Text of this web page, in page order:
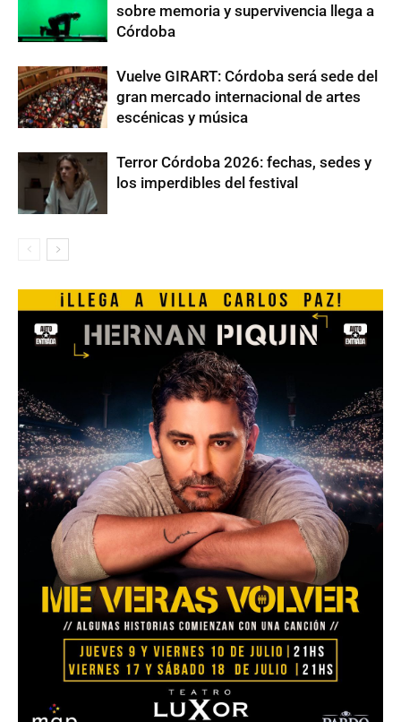
sobre memoria y supervivencia llega a
Córdoba
Vuelve GIRART: Córdoba será sede del
gran mercado internacional de artes
escénicas y música
Terror Córdoba 2026: fechas, sedes y
los imperdibles del festival